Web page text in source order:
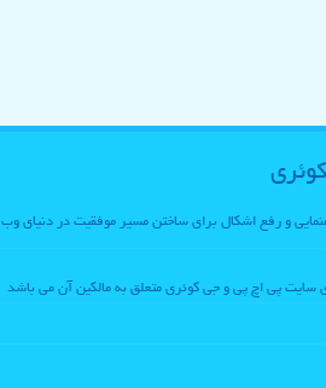
و رفع اشکال برای ساختن مسیر موفقیت در دنیای وب